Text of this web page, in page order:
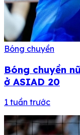
Bóng chuyền
Bóng chuyền
ở ASIAD 20
1 tuần trước